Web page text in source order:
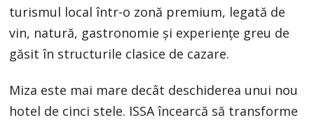
turismul local într-o zonă premium, legată de
vin, natură, gastronomie și experiențe greu de
găsit în structurile clasice de cazare.
Miza este mai mare decât deschiderea unui nou
hotel de cinci stele. ISSA încearcă să transforme